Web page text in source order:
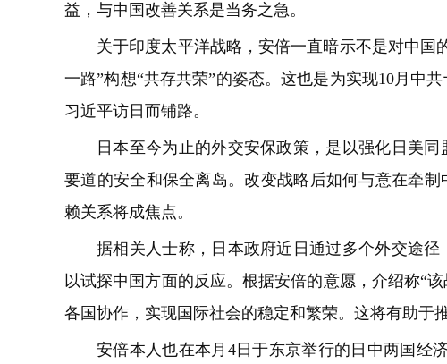
益，与中国改善关系是当务之急。
关于印度太平洋战略，安倍一直暗示不是对中国
一路”构想“共存共荣”的姿态。这也是为实现10月中
习近平访日而铺路。
日本至今为止的外交安保政策，是以强化日美
要道的安全和保全离岛。改变战略后如何与意在牵
赖关系将成焦点。
据相关人士称，日本政府近日通过多个外交途径
以试探中国方面的反应。根据安倍的意愿，介绍称“
各国协作，实现国际社会的稳定和繁荣。这将有助于推
安倍本人也在本月4日于东京举行的日中两国经